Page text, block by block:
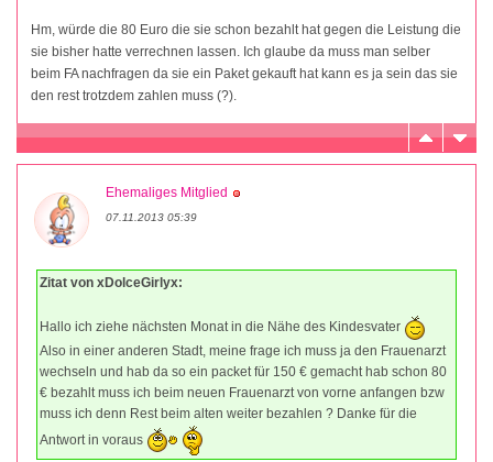
Hm, würde die 80 Euro die sie schon bezahlt hat gegen die Leistung die
sie bisher hatte verrechnen lassen. Ich glaube da muss man selber
beim FA nachfragen da sie ein Paket gekauft hat kann es ja sein das sie
den rest trotzdem zahlen muss (?).
Ehemaliges Mitglied
07.11.2013 05:39
Zitat von xDolceGirlyx:
Hallo ich ziehe nächsten Monat in die Nähe des Kindesvater
Also in einer anderen Stadt, meine frage ich muss ja den Frauenarzt
wechseln und hab da so ein packet für 150 € gemacht hab schon 80
€ bezahlt muss ich beim neuen Frauenarzt von vorne anfangen bzw
muss ich denn Rest beim alten weiter bezahlen ? Danke für die
Antwort in voraus